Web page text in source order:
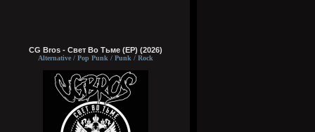
CG Bros - Свет Во Тьме (EP) (2026)
Alternative / Pop Punk / Punk / Rock